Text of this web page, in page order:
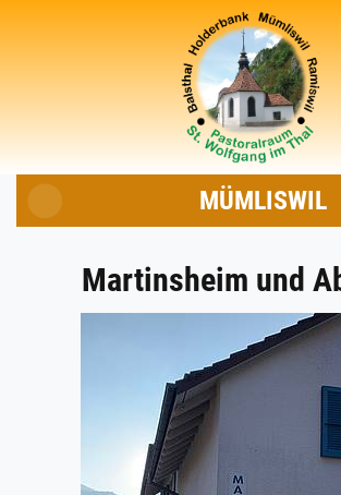
MÜMLISWIL
Martinsheim und